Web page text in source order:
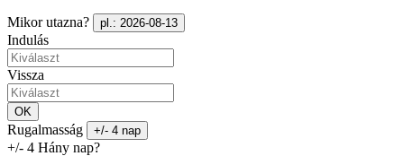
Mikor utazna? pl.: 2026-08-13
Indulás
Vissza
OK
Rugalmasság +/- 4 nap
+/- 4 Hány nap?